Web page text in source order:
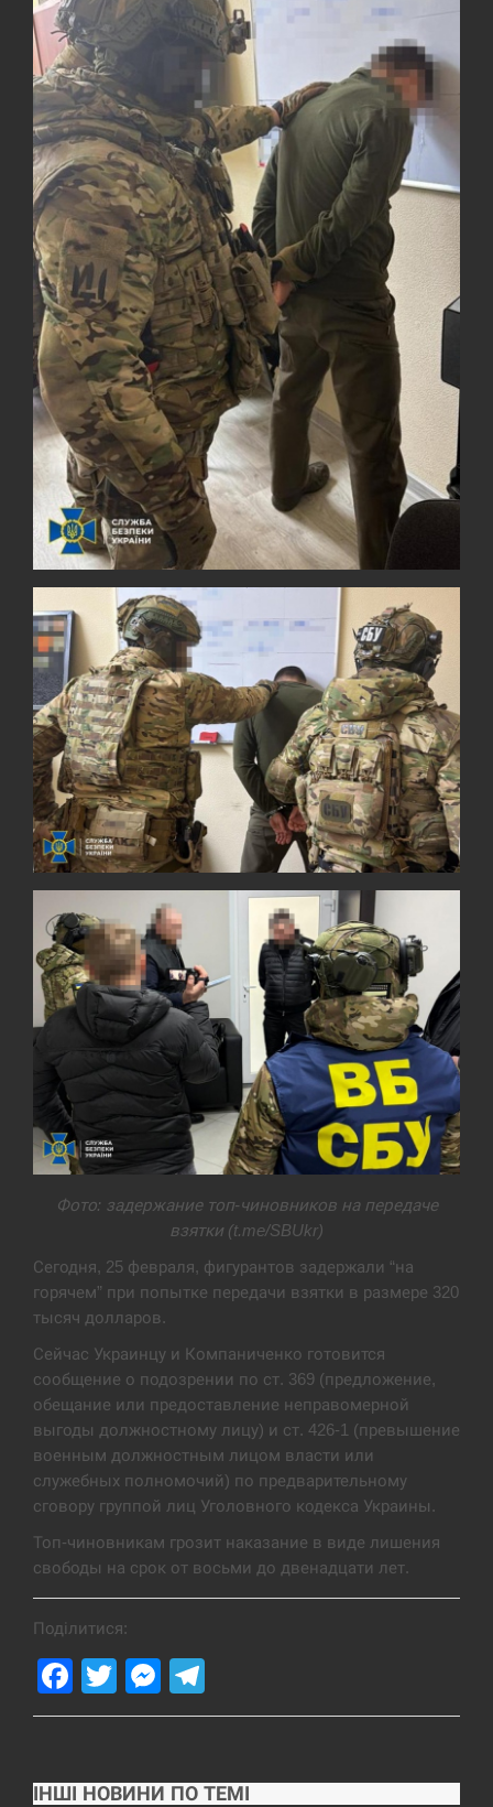
11:53
Под огнем “Эпицентр”, ROZETKA и “Новая
почта”: что известно об…
СЕРПЕНЬ
11:40
У зоопарку Токіо через спеку загинули три
левиці
СЕРПЕНЬ
11:23
Россияне ударили “Бардеролями” по Харькову,
есть пострадавшие
ЩЕ...
Фото: задержание топ-чиновников на передаче
взятки (t.me/SBUkr)
Сегодня, 25 февраля, фигурантов задержали “на
горячем” при попытке передачи взятки в размере 320
тысяч долларов.
Сейчас Украинцу и Компаниченко готовится
сообщение о подозрении по ст. 369 (предложение,
обещание или предоставление неправомерной
выгоды должностному лицу) и ст. 426-1 (превышение
военным должностным лицом власти или
служебных полномочий) по предварительному
сговору группой лиц Уголовного кодекса Украины.
Топ-чиновникам грозит наказание в виде лишения
свободы на срок от восьми до двенадцати лет.
Поділитися:
Facebook
TwitterMessenger
ІНШІ НОВИНИ ПО ТЕМІ